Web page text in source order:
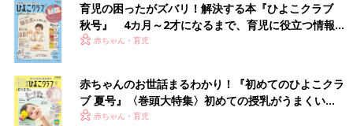
育児の困ったがズバリ！解決する本『ひよこクラブ
秋号』 4カ月～2才になるまで、育児に役立つ情報が
いっぱい！
赤ちゃん・育児
赤ちゃんのお世話まるわかり！『初めてのひよこクラ
ブ 夏号』〈巻頭大特集〉初めての授乳がうまくい
く！ おっぱい・ミルクの基本と夏のトラブル 解決テ
赤ちゃん・育児